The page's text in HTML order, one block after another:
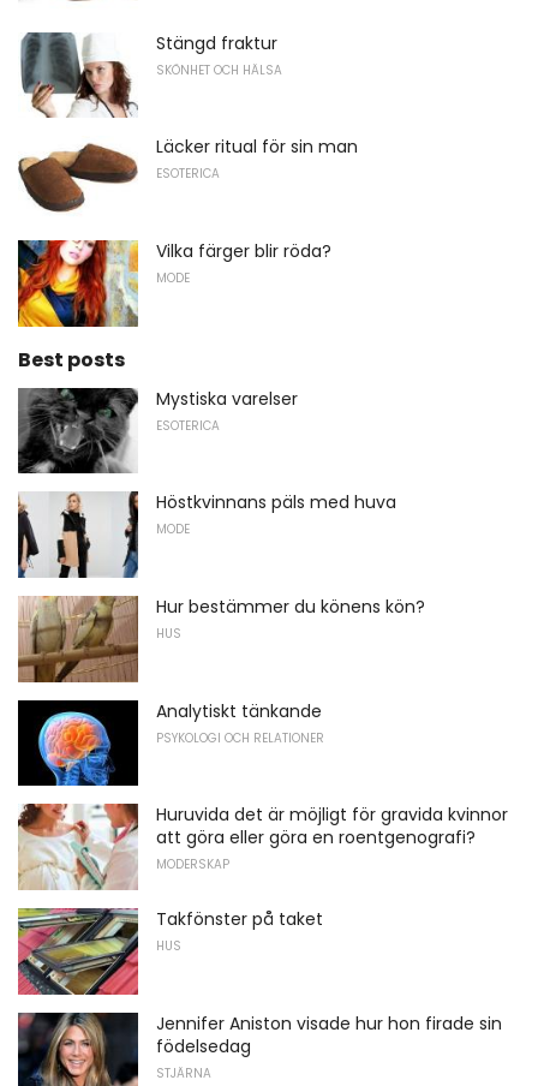
Stängd fraktur
SKÖNHET OCH HÄLSA
Läcker ritual för sin man
ESOTERICA
Vilka färger blir röda?
MODE
Best posts
Mystiska varelser
ESOTERICA
Höstkvinnans päls med huva
MODE
Hur bestämmer du könens kön?
HUS
Analytiskt tänkande
PSYKOLOGI OCH RELATIONER
Huruvida det är möjligt för gravida kvinnor
att göra eller göra en roentgenografi?
MODERSKAP
Takfönster på taket
HUS
Jennifer Aniston visade hur hon firade sin
födelsedag
STJÄRNA